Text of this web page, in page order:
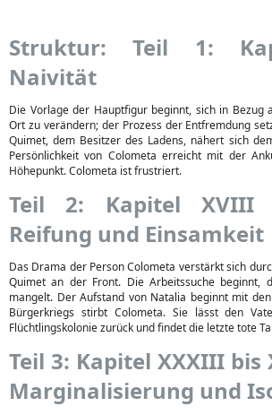
Struktur: Teil 1:
Naivität
Die Vorlage der Hauptfigur beginnt, sich in Bezug
Ort zu verändern; der Prozess der Entfremdung
Quimet, dem Besitzer des Ladens, nähert sich
Persönlichkeit von Colometa erreicht mit der
Höhepunkt. Colometa ist frustriert.
Teil 2: Kapitel XVIII
Reifung und Einsamkeit
Das Drama der Person Colometa verstärkt sich
Quimet an der Front. Die Arbeitssuche beginnt,
mangelt. Der Aufstand von Natalia beginnt mit
Bürgerkriegs stirbt Colometa. Sie lässt den
Flüchtlingskolonie zurück und findet die letzte tote
Teil 3: Kapitel XXXIII bis
Marginalisierung und